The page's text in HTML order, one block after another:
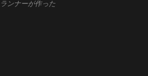
ンナーが作った